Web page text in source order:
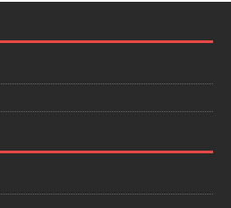
立以来74年間黒字経営 ｜ 合田工務店
積極採用企業